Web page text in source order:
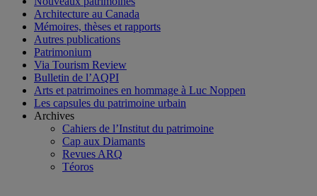
Architecture au Canada
Mémoires, thèses et rapports
Autres publications
Patrimonium
Via Tourism Review
Bulletin de l’AQPI
Arts et patrimoines en hommage à Luc Noppen
Les capsules du patrimoine urbain
Archives
Cahiers de l’Institut du patrimoine
Cap aux Diamants
Revues ARQ
Téoros